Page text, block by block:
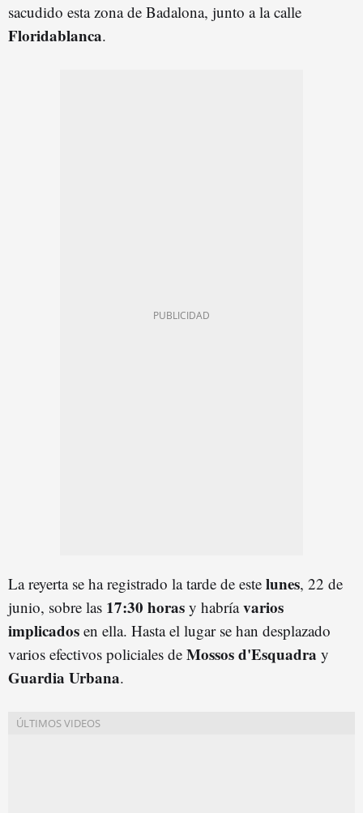
sacudido esta zona de Badalona, junto a la calle
Floridablanca.
La reyerta se ha registrado la tarde de este lunes, 22 de
junio, sobre las 17:30 horas y habríavarios
implicados en ella. Hasta el lugar se han desplazado
varios efectivos policiales de Mossos d'Esquadra y
Guardia Urbana.